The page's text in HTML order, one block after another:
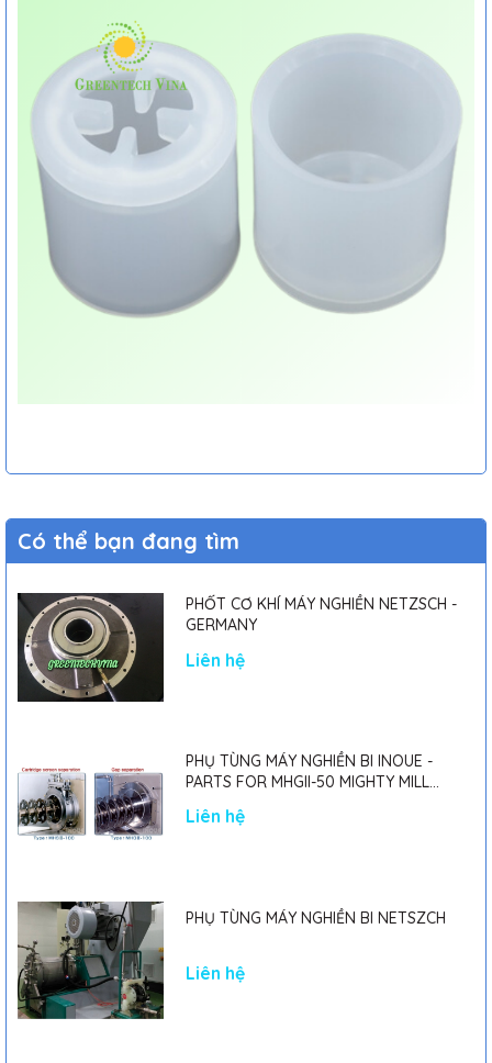
Có thể bạn đang tìm
PHỐT CƠ KHÍ MÁY NGHIỀN NETZSCH -
GERMANY
Liên hệ
PHỤ TÙNG MÁY NGHIỀN BI INOUE -
PARTS FOR MHGII-50 MIGHTY MILL
Liên hệ
PHỤ TÙNG MÁY NGHIỀN BI NETSZCH
Liên hệ